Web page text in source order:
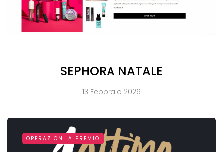
SEPHORA NATALE
13 Febbraio 2026
OPERAZIONI A PREMIO